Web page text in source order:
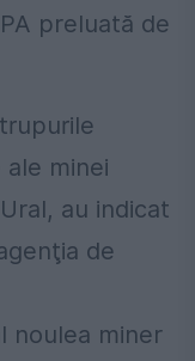
preluată de
minei
au indicat
de
noulea miner